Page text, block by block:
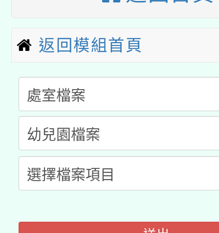
次招考甄選結果公告(
有關原住民族委員會
公告之原住民族歲時祭
一案。
兒童少年暑期犯罪預防
有關本府115年70歲以
人員健康講座「吃得安
心」，鼓勵退休同仁踴
案。
本校115學年度第2次
招甄選結果公告(無人
招)
適應運動共學行動站研
本館辦理115年度閱讀
暨閱讀推動專業研習
科技賦能─人工智慧
礎課程
A3數位素養講師名單
返回模組首頁